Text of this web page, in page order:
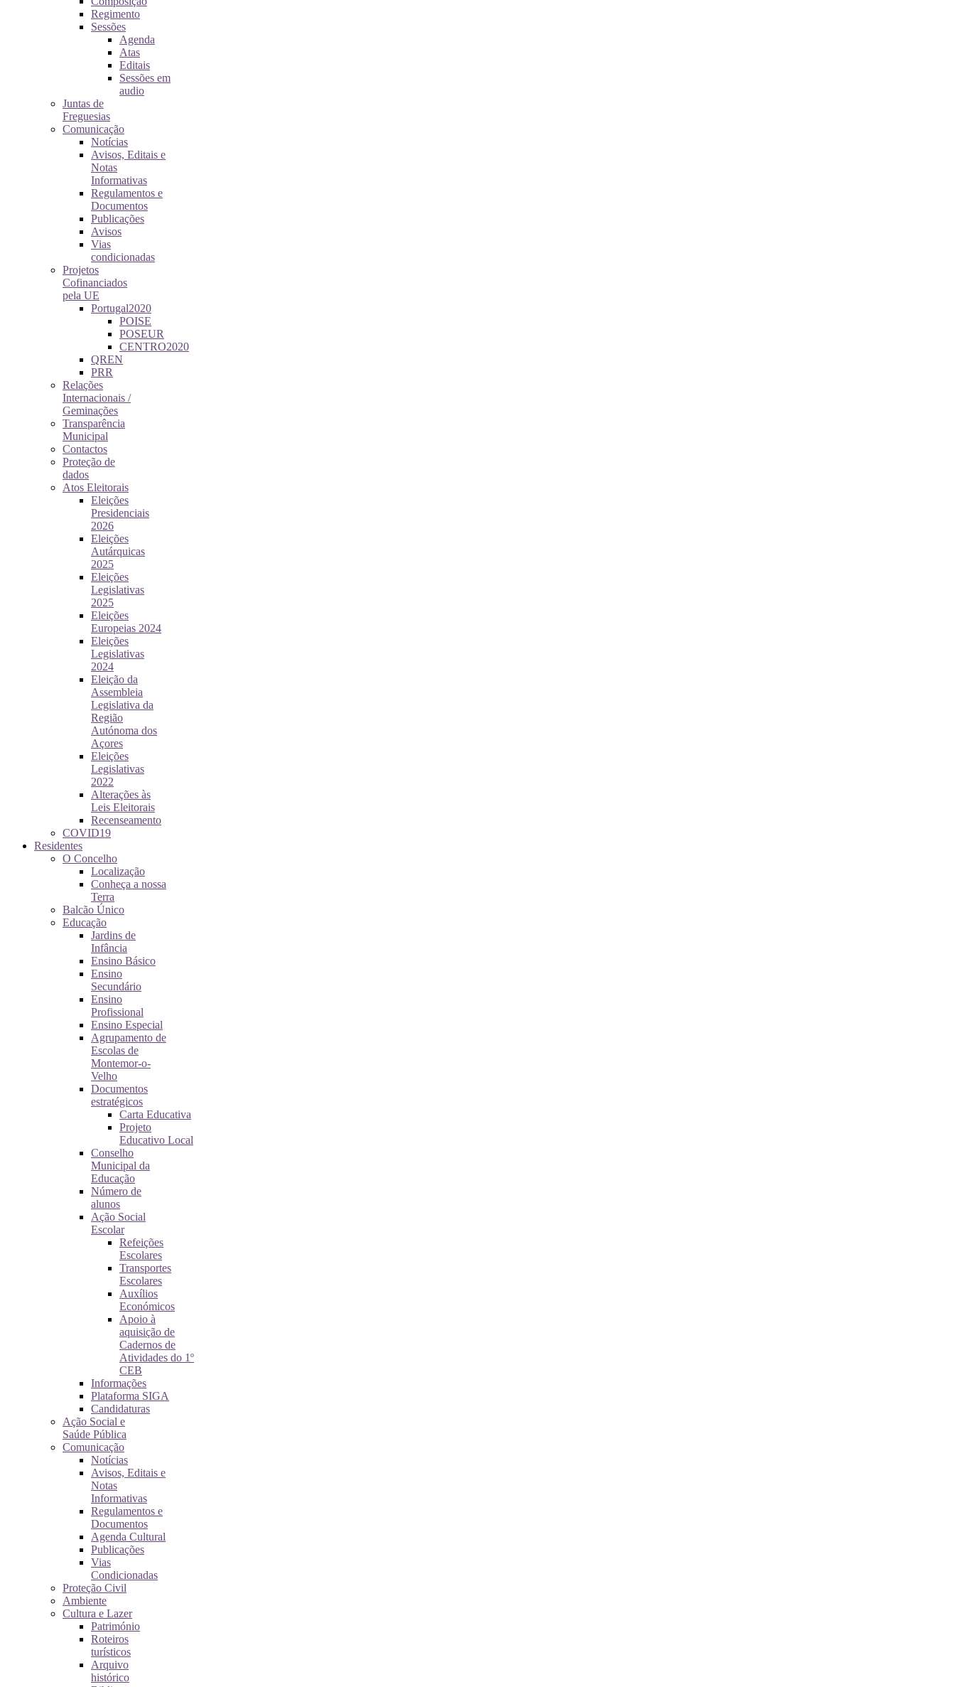
Regimento
Sessões
Agenda
Atas
Editais
Sessões em
audio
Juntas de
Freguesias
Comunicação
Notícias
Avisos, Editais e
Notas
Informativas
Regulamentos e
Documentos
Publicações
Avisos
Vias
condicionadas
Projetos
Cofinanciados
pela UE
Portugal2020
POISE
POSEUR
CENTRO2020
QREN
PRR
Relações
Internacionais /
Geminações
Transparência
Municipal
Contactos
Proteção de
dados
Atos Eleitorais
Eleições
Presidenciais
2026
Eleições
Autárquicas
2025
Eleições
Legislativas
2025
Eleições
Europeias 2024
Eleições
Legislativas
2024
Eleição da
Assembleia
Legislativa da
Região
Autónoma dos
Açores
Eleições
Legislativas
2022
Alterações às
Leis Eleitorais
Recenseamento
COVID19
Residentes
O Concelho
Localização
Conheça a nossa
Terra
Balcão Único
Educação
Jardins de
Infância
Ensino Básico
Ensino
Secundário
Ensino
Profissional
Ensino Especial
Agrupamento de
Escolas de
Montemor-o-
Velho
Documentos
estratégicos
Carta Educativa
Projeto
Educativo Local
Conselho
Municipal da
Educação
Número de
alunos
Ação Social
Escolar
Refeições
Escolares
Transportes
Escolares
Auxílios
Económicos
Apoio à
aquisição de
Cadernos de
Atividades do 1º
CEB
Informações
Plataforma SIGA
Candidaturas
Ação Social e
Saúde Pública
Comunicação
Notícias
Avisos, Editais e
Notas
Informativas
Regulamentos e
Documentos
Agenda Cultural
Publicações
Vias
Condicionadas
Proteção Civil
Ambiente
Cultura e Lazer
Património
Roteiros
turísticos
Arquivo
histórico